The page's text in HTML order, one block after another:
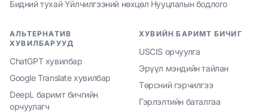
Бидний тухай·Үйлчилгээний нөхцөл·Нууцлалын бодлого
АЛЬТЕРНАТИВ
ХУВИЛБАРУУД
ChatGPT хувилбар
Google Translate хувилбар
DeepL баримт бичгийн
орчуулагч
ХУВИЙН БАРИМТ БИЧИГ
USCIS орчуулга
Эрүүл мэндийн тайлан
Төрсний гэрчилгээ
Гэрлэлтийн баталгаа